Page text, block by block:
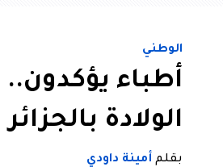
الوطني
أطباء
الولادة بالجزائر
بقلم أمينة داودي